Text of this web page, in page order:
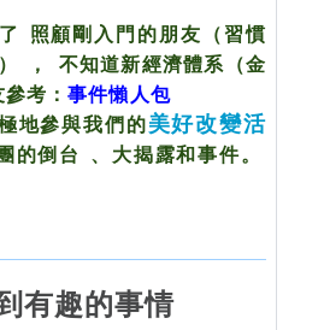
照顧剛入門的朋友（習慣
，
不知道新經濟體系（金
參考：事件懶人包
地參與我們的美好改變活
的倒台
、大揭露和事件。
有趣的事情